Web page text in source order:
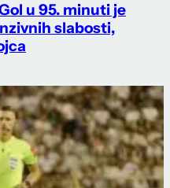
u 95. minuti je
slabosti,